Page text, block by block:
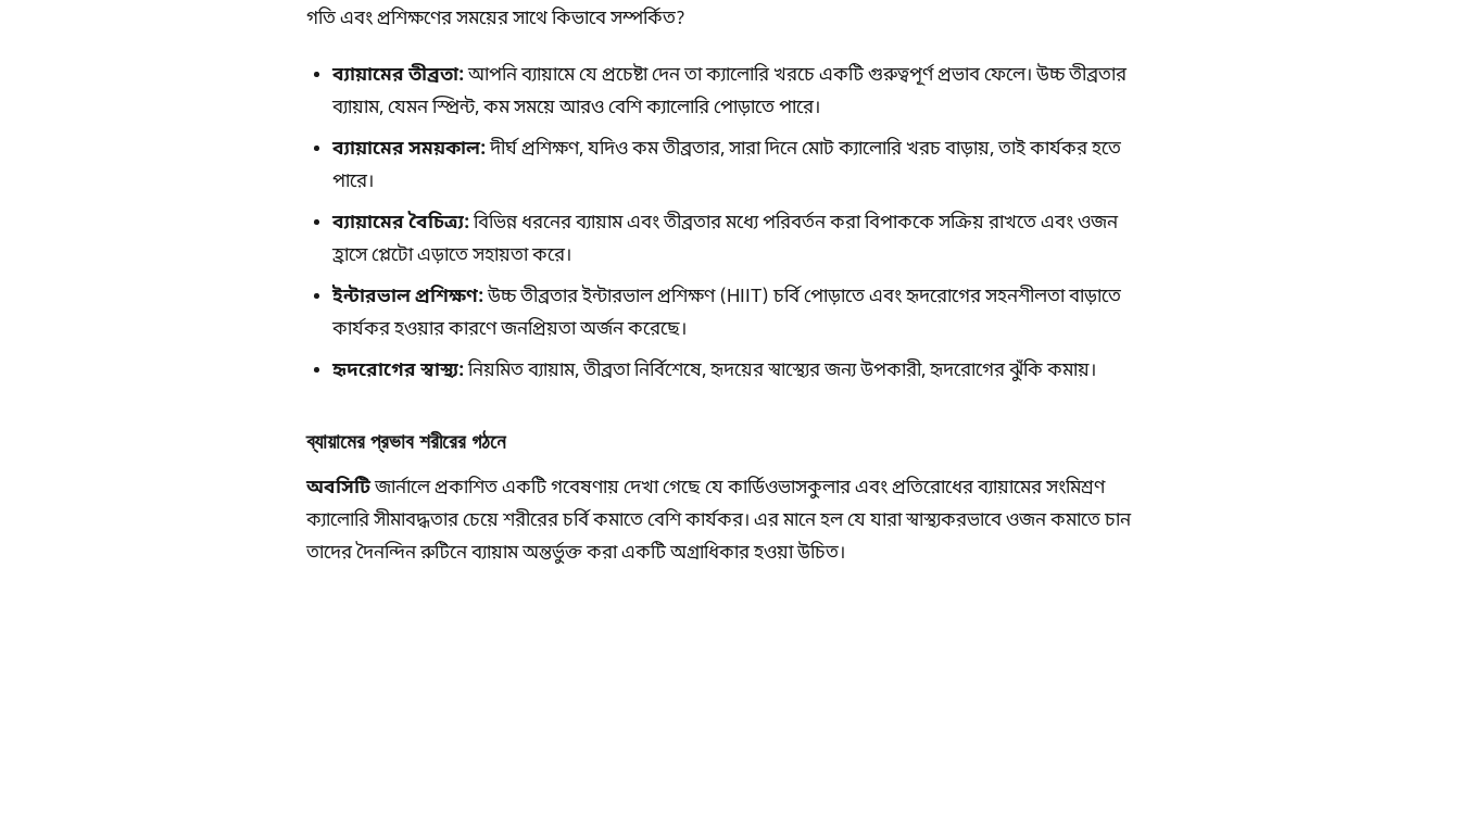
গতি এবং প্রশিক্ষণের সময়ের সাথে কিভাবে সম্পর্কিত?
ব্যায়ামের তীব্রতা:আপনি ব্যায়ামে যে প্রচেষ্টা দেন তা ক্যালোরি খরচে একটি গুরুত্বপূর্ণ প্রভাব ফেলে। উচ্চ তীব্রতার
ব্যায়াম, যেমন স্প্রিন্ট, কম সময়ে আরও বেশি ক্যালোরি পোড়াতে পারে।
ব্যায়ামের সময়কাল:দীর্ঘ প্রশিক্ষণ, যদিও কম তীব্রতার, সারা দিনে মোট ক্যালোরি খরচ বাড়ায়, তাই কার্যকর হতে
পারে।
ব্যায়ামের বৈচিত্র্য:বিভিন্ন ধরনের ব্যায়াম এবং তীব্রতার মধ্যে পরিবর্তন করা বিপাককে সক্রিয় রাখতে এবং ওজন
হ্রাসে প্লেটো এড়াতে সহায়তা করে।
ইন্টারভাল প্রশিক্ষণ:উচ্চ তীব্রতার ইন্টারভাল প্রশিক্ষণ (HIIT) চর্বি পোড়াতে এবং হৃদরোগের সহনশীলতা বাড়াতে
কার্যকর হওয়ার কারণে জনপ্রিয়তা অর্জন করেছে।
হৃদরোগের স্বাস্থ্য:নিয়মিত ব্যায়াম, তীব্রতা নির্বিশেষে, হৃদয়ের স্বাস্থ্যের জন্য উপকারী, হৃদরোগের ঝুঁকি কমায়।
ব্যায়ামের প্রভাব শরীরের গঠনে
অবসিটিজার্নালে প্রকাশিত একটি গবেষণায় দেখা গেছে যে কার্ডিওভাসকুলার এবং প্রতিরোধের ব্যায়ামের সংমিশ্রণ
ক্যালোরি সীমাবদ্ধতার চেয়ে শরীরের চর্বি কমাতে বেশি কার্যকর। এর মানে হল যে যারা স্বাস্থ্যকরভাবে ওজন কমাতে চান
তাদের দৈনন্দিন রুটিনে ব্যায়াম অন্তর্ভুক্ত করা একটি অগ্রাধিকার হওয়া উচিত।